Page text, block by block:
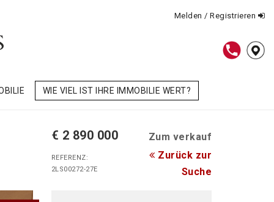
Melden / Registrieren
WIE VIEL IST IHRE IMMOBILIE WERT?
€ 2 890 000 Zum verkauf
REFERENZ:
2LS00272-27E
Zurück zur
Suche